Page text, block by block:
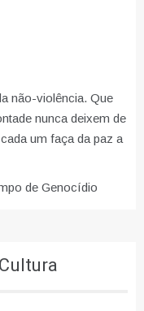
não-violência. Que
nunca deixem de
um faça da paz a
de Genocídio